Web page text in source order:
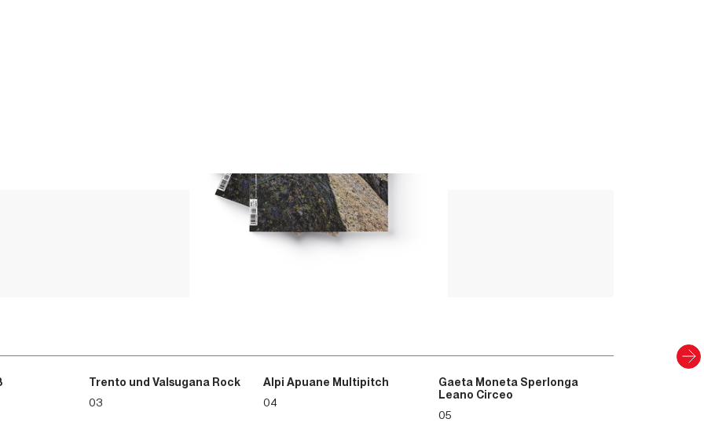
Trento und Valsugana Rock
03
Alpi Apuane Multipitch
04
Gaeta Moneta Sperlonga
Leano Circeo
05